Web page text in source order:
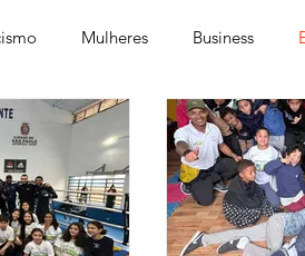
Mulheres Business
rendimento Educação